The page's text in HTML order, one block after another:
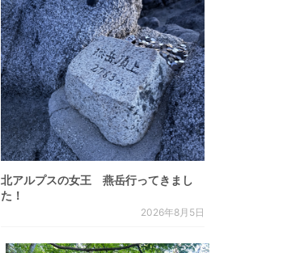
北アルプスの女王 燕岳行ってきまし
た！
2026年8月5日